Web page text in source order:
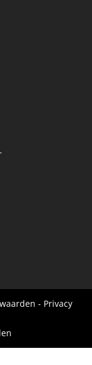
- Privacy